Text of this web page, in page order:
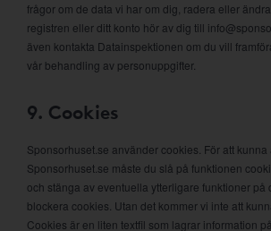
frågor om de data vi har om dig, radera eller
registren eller ditt konto hör av dig till
även kontakta Datainspektionen om du vill
vår behandling av personuppgifter.
9. Cookies
Sponsorhuset.se använder cookies. För att kunna
Sponsorhuset.se måste du slå på funktionen
och stänga av eventuella ytterligare funktioner på
blockera cookies. Utan det kommer vi inte att
Cookies är en liten textfil som lagrar information